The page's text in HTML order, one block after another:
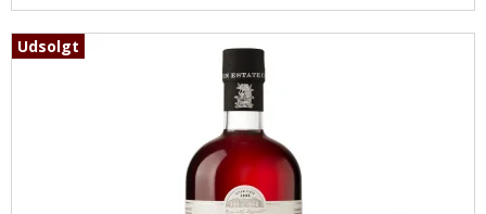
Udsolgt